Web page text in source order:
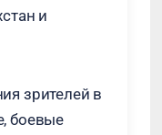
и
зрителей в
боевые